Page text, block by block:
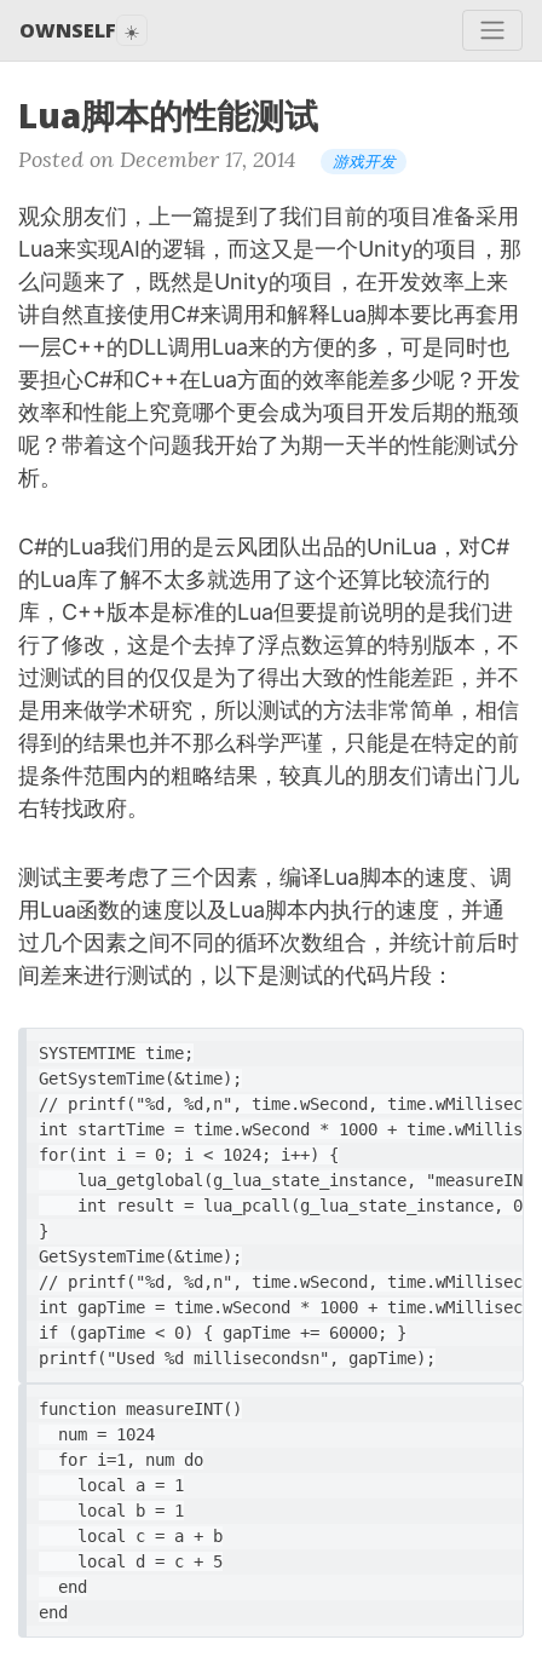
OWNSELF ☀️
Lua脚本的性能测试
Posted on December 17, 2014 游戏开发
观众朋友们，上一篇提到了我们目前的项目准备采用
Lua来实现AI的逻辑，而这又是一个Unity的项目，那
么问题来了，既然是Unity的项目，在开发效率上来
讲自然直接使用C#来调用和解释Lua脚本要比再套用
一层C++的DLL调用Lua来的方便的多，可是同时也
要担心C#和C++在Lua方面的效率能差多少呢？开发
效率和性能上究竟哪个更会成为项目开发后期的瓶颈
呢？带着这个问题我开始了为期一天半的性能测试分
析。
C#的Lua我们用的是云风团队出品的UniLua，对C#
的Lua库了解不太多就选用了这个还算比较流行的
库，C++版本是标准的Lua但要提前说明的是我们进
行了修改，这是个去掉了浮点数运算的特别版本，不
过测试的目的仅仅是为了得出大致的性能差距，并不
是用来做学术研究，所以测试的方法非常简单，相信
得到的结果也并不那么科学严谨，只能是在特定的前
提条件范围内的粗略结果，较真儿的朋友们请出门儿
右转找政府。
测试主要考虑了三个因素，编译Lua脚本的速度、调
用Lua函数的速度以及Lua脚本内执行的速度，并通
过几个因素之间不同的循环次数组合，并统计前后时
间差来进行测试的，以下是测试的代码片段：
SYSTEMTIME time;
GetSystemTime(&time);
// printf("%d, %d,n", time.wSecond,
int startTime = time.wSecond * 1000 +
for(int i = 0; i < 1024; i++) {
lua_getglobal(g_lua_state_instance,
int result = lua_pcall(g_lua_state_instance, 0,
}
GetSystemTime(&time);
// printf("%d, %d,n", time.wSecond,
int gapTime = time.wSecond * 1000 +
if (gapTime < 0) { gapTime += 60000; }
function measureINT()
  num = 1024
  for i=1, num do
    local a = 1
    local b = 1
    local c = a + b
    local d = c + 5
  end
end